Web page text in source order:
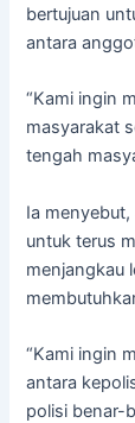
bertujuan
antara
“Kami ingin
masyarakat
tengah
Ia
untuk terus
menjangkau
“Kami ingin
antara
polisi benar-